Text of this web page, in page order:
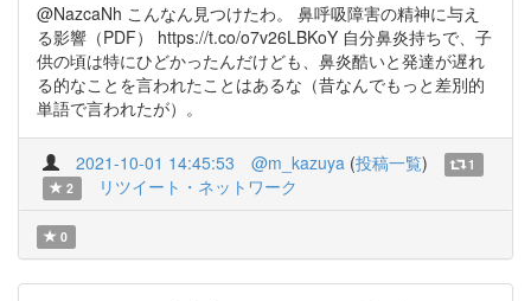
@NazcaNh こんなん見つけたわ。 鼻呼吸障害の精神に与え
る影響（PDF） https://t.co/o7v26LBKoY 自分鼻炎持ちで、子
供の頃は特にひどかったんだけども、鼻炎酷いと発達が遅れ
る的なことを言われたことはあるな（昔なんでもっと差別的
単語で言われたが）。
2021-10-01 14:45:53 @m_kazuya (投稿一覧)
1
2
リツイート・ネットワーク
0